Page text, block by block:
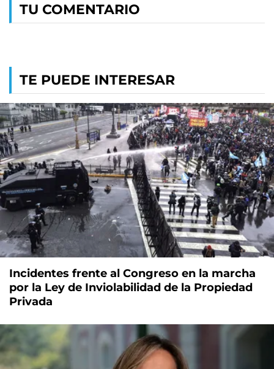
TU COMENTARIO
TE PUEDE INTERESAR
Incidentes frente al Congreso en la marcha
por la Ley de Inviolabilidad de la Propiedad
Privada